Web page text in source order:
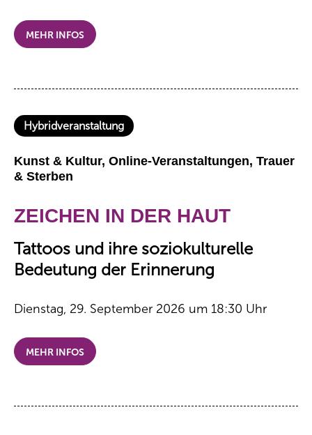
MEHR INFOS
Hybridveranstaltung
Kunst & Kultur, Online-Veranstaltungen, Trauer
& Sterben
ZEICHEN IN DER HAUT
Tattoos und ihre soziokulturelle
Bedeutung der Erinnerung
Dienstag, 29. September 2026 um 18:30 Uhr
MEHR INFOS